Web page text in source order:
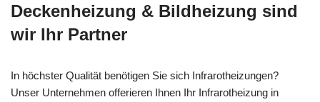
Deckenheizung & Bildheizung sind
wir Ihr Partner
In höchster Qualität benötigen Sie sich Infrarotheizungen?
Unser Unternehmen offerieren Ihnen Ihr Infrarotheizung in